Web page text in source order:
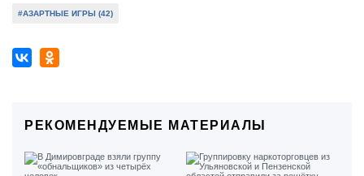
#АЗАРТНЫЕ ИГРЫ (42)
РЕКОМЕНДУЕМЫЕ МАТЕРИАЛЫ